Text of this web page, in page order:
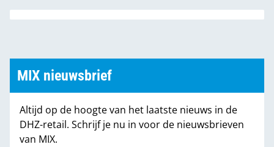
MIX nieuwsbrief
Altijd op de hoogte van het laatste nieuws in de
DHZ-retail. Schrijf je nu in voor de nieuwsbrieven
van MIX.